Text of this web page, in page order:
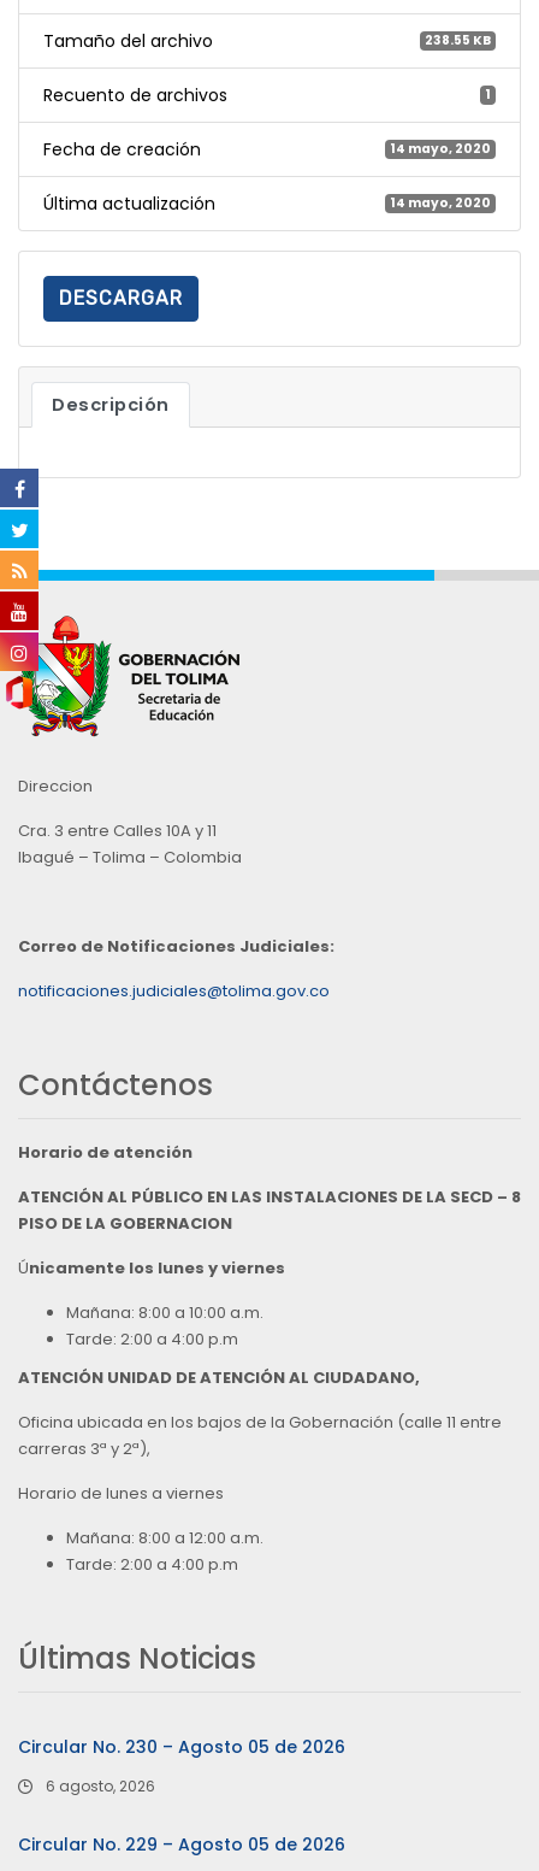
Tamaño del archivo 238.55 KB
Recuento de archivos 1
Fecha de creación 14 mayo, 2020
Última actualización 14 mayo, 2020
DESCARGAR
Descripción
Direccion
Cra. 3 entre Calles 10A y 11
Ibagué – Tolima – Colombia
Correo de Notificaciones Judiciales:
notificaciones.judiciales@tolima.gov.co
Contáctenos
Horario de atención
ATENCIÓN AL PÚBLICO EN LAS INSTALACIONES DE LA SECD – 8
PISO DE LA GOBERNACION
Únicamente los lunes y viernes
Mañana: 8:00 a 10:00 a.m.
Tarde: 2:00 a 4:00 p.m
ATENCIÓN UNIDAD DE ATENCIÓN AL CIUDADANO,
Oficina ubicada en los bajos de la Gobernación (calle 11 entre
carreras 3ª y 2ª),
Horario de lunes a viernes
Mañana: 8:00 a 12:00 a.m.
Tarde: 2:00 a 4:00 p.m
Últimas Noticias
Circular No. 230 – Agosto 05 de 2026
6 agosto, 2026
Circular No. 229 – Agosto 05 de 2026